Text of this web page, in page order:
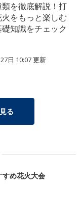
を徹底解説！打
をもっと楽しむ
知識をチェック
日 10:07 更新
る
すめ花火大会